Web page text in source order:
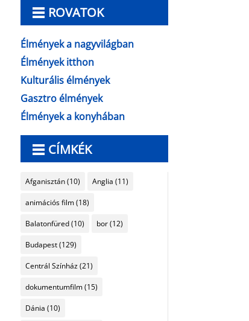
ROVATOK
Élmények a nagyvilágban
Élmények itthon
Kulturális élmények
Gasztro élmények
Élmények a konyhában
CÍMKÉK
Afganisztán(10) Anglia (11)
animációs film(18)
Balatonfüred(10) bor(12)
Budapest(129)
Centrál Színház(21)
dokumentumfilm(15)
Dánia (10)